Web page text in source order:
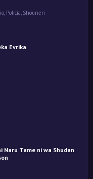
Policía Shounen
Evrika
Naru Tame ni wa Shudan